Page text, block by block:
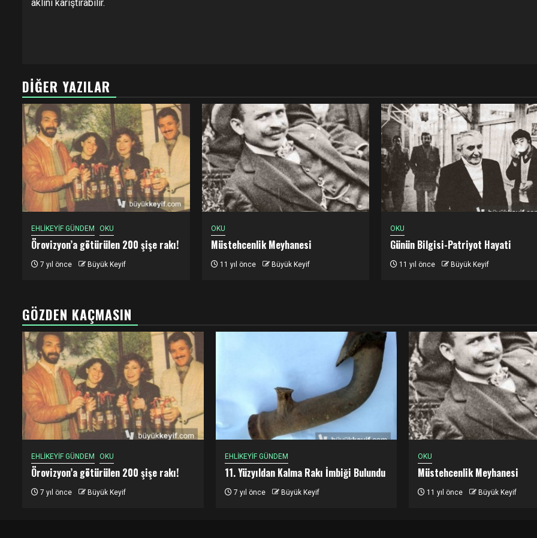
aklını karıştırabilir.
DIĞER YAZILAR
EHLİKEYİF GÜNDEM OKU
Örovizyon’a götürülen 200 şişe rakı!
7 yıl önce Büyük Keyif
OKU
Müstehcenlik Meyhanesi
11 yıl önce Büyük Keyif
OKU
Günün Bilgisi-Patriyot Hayati
11 yıl önce Büyük Keyif
GÖZDEN KAÇMASIN
EHLİKEYİF GÜNDEM OKU
Örovizyon’a götürülen 200 şişe rakı!
7 yıl önce Büyük Keyif
EHLİKEYİF GÜNDEM
11. Yüzyıldan Kalma Rakı İmbiği Bulundu
7 yıl önce Büyük Keyif
OKU
Müstehcenlik Meyhanesi
11 yıl önce Büyük Keyif